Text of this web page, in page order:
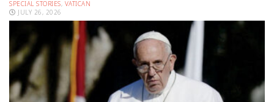
SPECIAL STORIES, VATICAN
JULY 26, 2026